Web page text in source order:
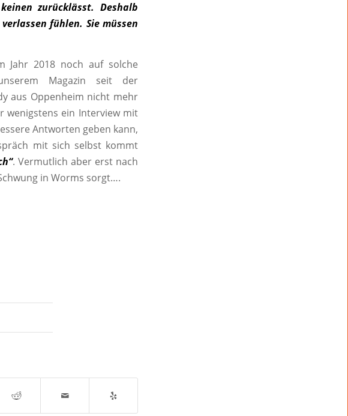
zurücklässt. Deshalb
fühlen. Sie müssen
Jahr 2018 noch auf solche
Magazin seit der
aus Oppenheim nicht mehr
wenigstens ein Interview mit
Antworten geben kann,
mit sich selbst kommt
. Vermutlich aber erst nach
in Worms sorgt….